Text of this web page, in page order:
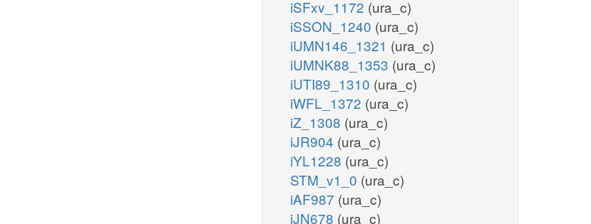
iSFxv_1172 (ura_c)
iSSON_1240 (ura_c)
iUMN146_1321 (ura_c)
iUMNK88_1353 (ura_c)
iUTI89_1310 (ura_c)
iWFL_1372 (ura_c)
iZ_1308 (ura_c)
iJR904 (ura_c)
iYL1228 (ura_c)
STM_v1_0 (ura_c)
iAF987 (ura_c)
iJN678 (ura_c)